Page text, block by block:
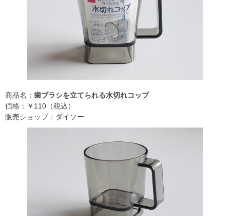
商品名： 歯ブラシを立てられる水切れコップ
価格：￥110（税込）
販売ショップ：ダイソー